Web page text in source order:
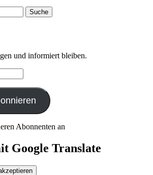
Suche
und informiert bleiben.
Abonnenten an
Google Translate